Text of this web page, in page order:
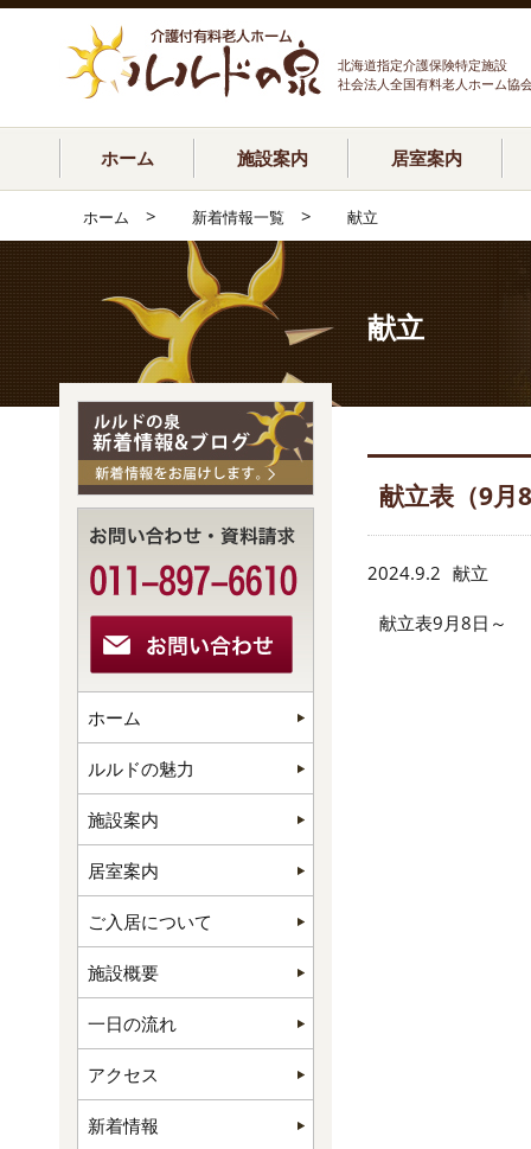
北海道指定介護保険特定施設
社会法人全国有料老人ホーム協
ホーム 施設案内 居室案内
ホーム > 新着情報一覧 > 献立
献立
献立表（9月
2024.9.2 献立
献立表9月8日～
ホーム
ルルドの魅力
施設案内
居室案内
ご入居について
施設概要
一日の流れ
アクセス
新着情報